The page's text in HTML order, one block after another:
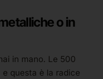
o in
in mano. Le 500
e questa è la radice